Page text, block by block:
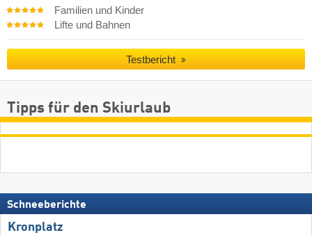
Familien und Kinder
Lifte und Bahnen
Testbericht
Tipps für den Skiurlaub
Schneeberichte
Kronplatz